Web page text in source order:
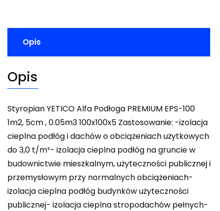
Opis
Opis
Styropian YETICO Alfa Podłoga PREMIUM EPS-100
1m2, 5cm , 0.05m3 100x100x5 Zastosowanie: -izolacja
cieplna podłóg i dachów o obciążeniach użytkowych
do 3,0 t/m²- izolacja cieplna podłóg na gruncie w
budownictwie mieszkalnym, użyteczności publicznej i
przemysłowym przy normalnych obciążeniach-
izolacja cieplna podłóg budynków użyteczności
publicznej- izolacja cieplna stropodachów pełnych-